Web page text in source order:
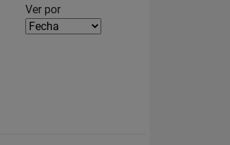
Filter2
Ver por